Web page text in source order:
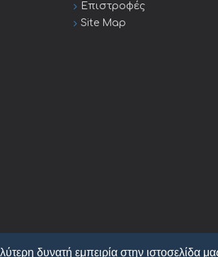
δυνατή εμπειρία στην ιστοσελίδα
Επιστροφές
Site Map